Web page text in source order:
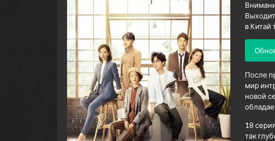
в Китай
После
мир
новой
18
так